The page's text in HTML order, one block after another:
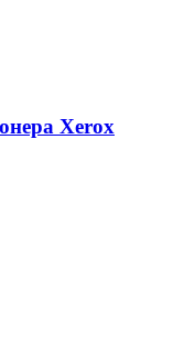
Xerox